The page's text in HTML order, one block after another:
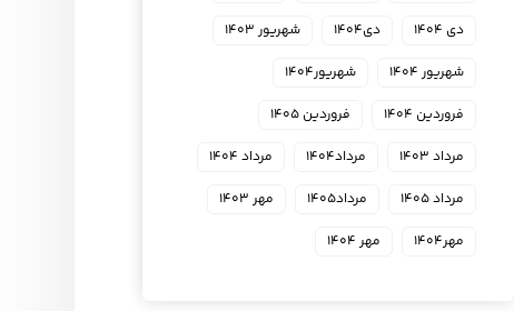
دی ۱۴۰۴
دی۱۴۰۴
شهریور ۱۴۰۳
شهریور ۱۴۰۴
شهریور۱۴۰۴
فروردین ۱۴۰۴
فروردین ۱۴۰۵
مرداد ۱۴۰۳
مرداد۱۴۰۴
مرداد ۱۴۰۴
مرداد ۱۴۰۵
مرداد۱۴۰۵
مهر ۱۴۰۳
مهر۱۴۰۴
مهر ۱۴۰۴